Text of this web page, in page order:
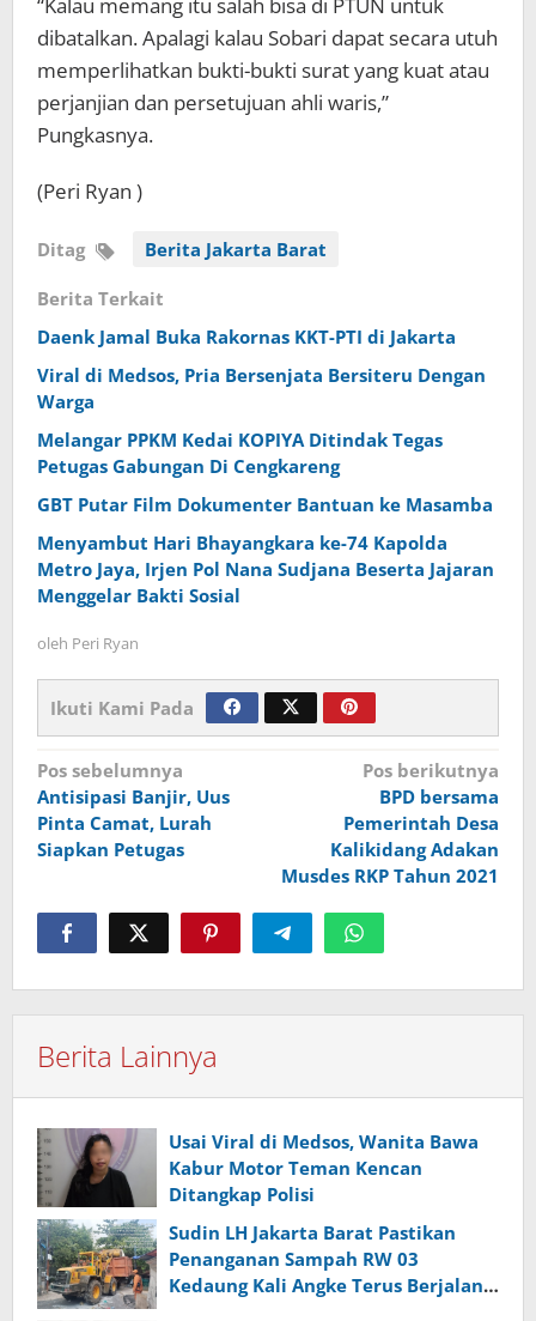
dibatalkan. Apalagi kalau Sobari dapat secara utuh
memperlihatkan bukti-bukti surat yang kuat atau
perjanjian dan persetujuan ahli waris,”
Pungkasnya.
(Peri Ryan )
Ditag Berita Jakarta Barat
Berita Terkait
Daenk Jamal Buka Rakornas KKT-PTI di Jakarta
Viral di Medsos, Pria Bersenjata Bersiteru Dengan
Warga
Melangar PPKM Kedai KOPIYA Ditindak Tegas
Petugas Gabungan Di Cengkareng
GBT Putar Film Dokumenter Bantuan ke Masamba
Menyambut Hari Bhayangkara ke-74 Kapolda
Metro Jaya, Irjen Pol Nana Sudjana Beserta Jajaran
Menggelar Bakti Sosial
oleh Peri Ryan
Ikuti Kami Pada
Navigasi
pos
Pos sebelumnya
Antisipasi Banjir, Uus
Pinta Camat, Lurah
Siapkan Petugas
Pos berikutnya
BPD bersama
Pemerintah Desa
Kalikidang Adakan
Musdes RKP Tahun 2021
Berita Lainnya
Usai Viral di Medsos, Wanita Bawa
Kabur Motor Teman Kencan
Ditangkap Polisi
Sudin LH Jakarta Barat Pastikan
Penanganan Sampah RW 03
Kedaung Kali Angke Terus Berjalan,